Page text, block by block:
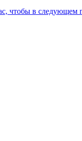
чтобы в следующем